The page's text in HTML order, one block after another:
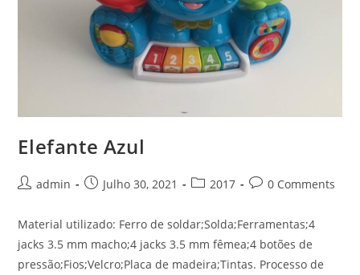
Elefante Azul
Postadmin
PostJulho 30, 2021
Post2017
Post0 Comments
Material utilizado: Ferro de soldar;Solda;Ferramentas;4
jacks 3.5 mm macho;4 jacks 3.5 mm fêmea;4 botões de
pressão;Fios;Velcro;Placa de madeira;Tintas. Processo de